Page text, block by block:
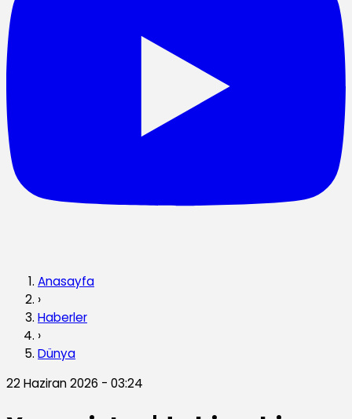
Anasayfa
›
Haberler
›
Dünya
22 Haziran 2026 - 03:24